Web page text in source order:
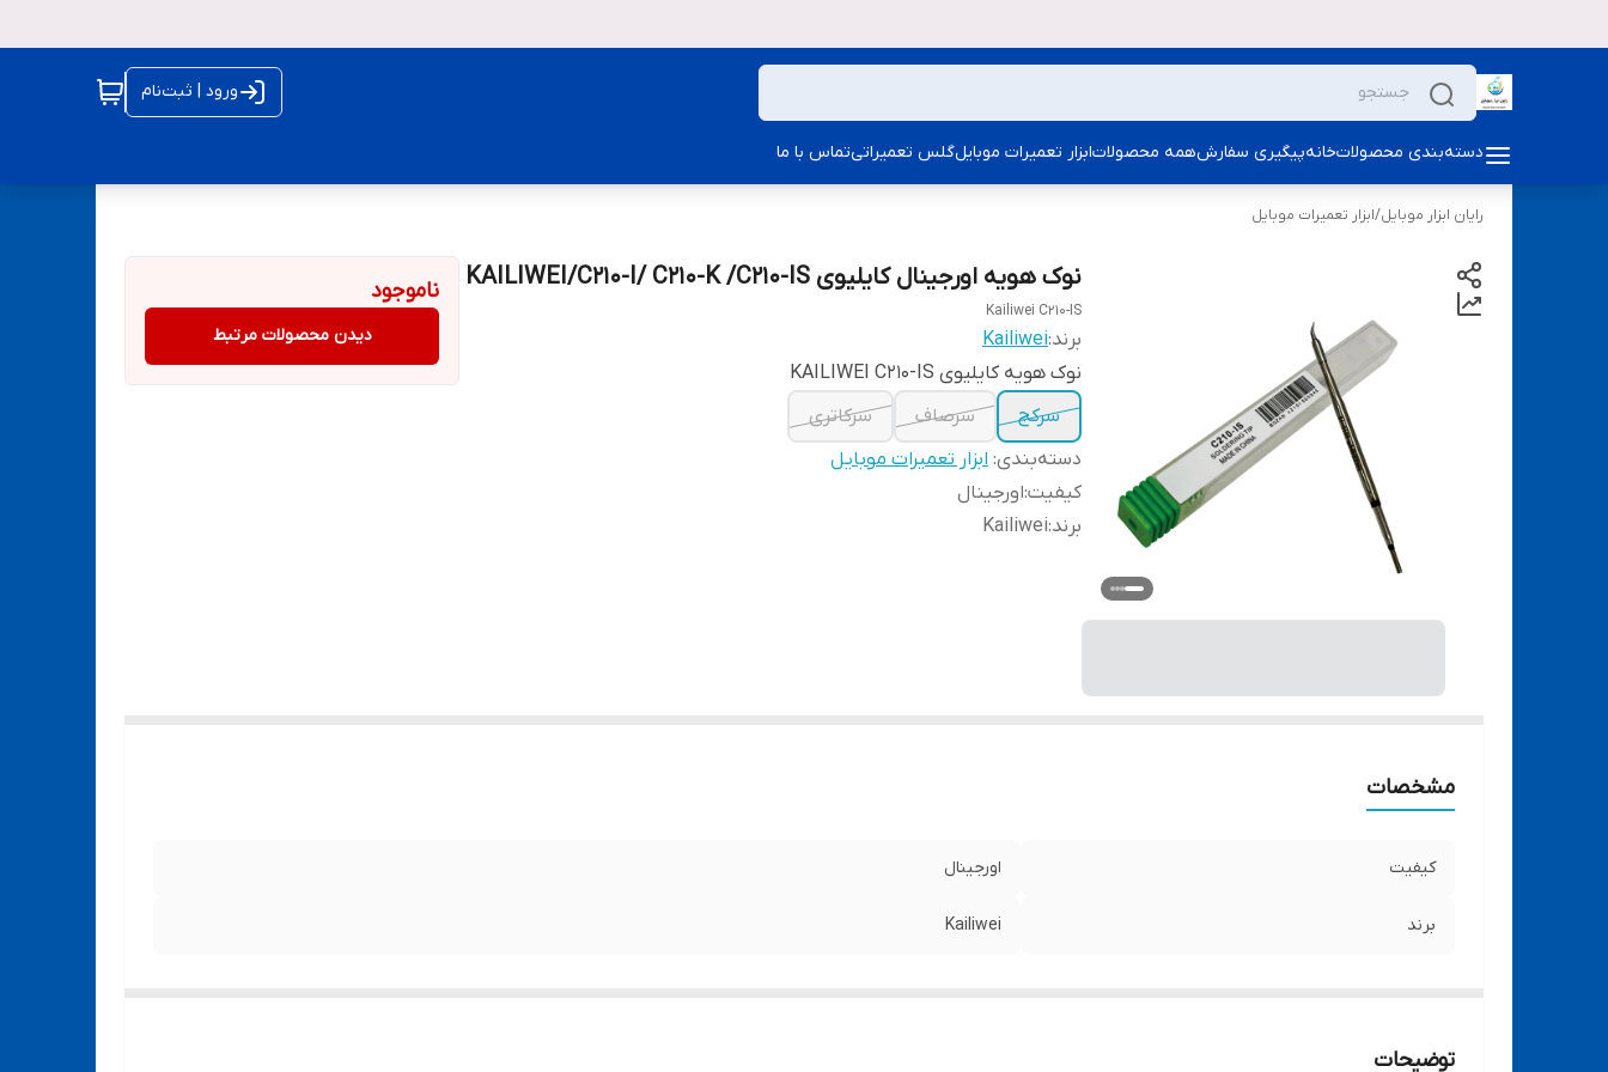
ورود | ثبت‌نام
دسته‌بندی محصولاتخانهپیگیری سفارشهمه محصولاتابزار تعمیرات موبایلگلس تعمیراتیتماس با ما
رایان ابزار موبایل/ابزار تعمیرات موبایل
نوک هویه اورجینال کایلیوی KAILIWEI/C210-I/ C210-K /C210-IS
Kailiwei C210-IS
برند:Kailiwei
نوک هویه کایلیوی KAILIWEI C210-IS
سرکج
سرصاف
سرکاتری
دسته‌بندی: ابزار تعمیرات موبایل
کیفیت:اورجینال
برند:
Kailiwei
ناموجود
دیدن محصولات مرتبط
مشخصات
کیفیت اورجینال
برند Kailiwei
توضیحات